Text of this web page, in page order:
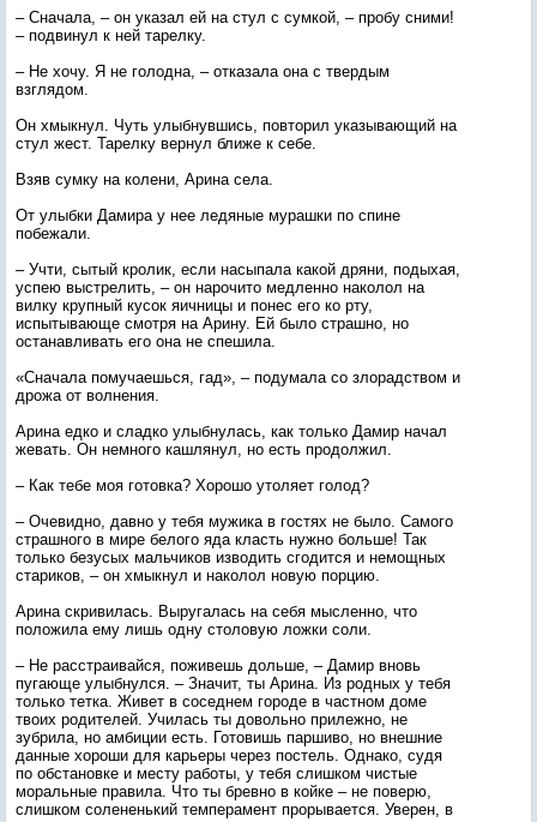
– Сначала, – он указал ей на стул с сумкой, – пробу сними!
– подвинул к ней тарелку.
– Не хочу. Я не голодна, – отказала она с твердым
взглядом.
Он хмыкнул. Чуть улыбнувшись, повторил указывающий на
стул жест. Тарелку вернул ближе к себе.
Взяв сумку на колени, Арина села.
От улыбки Дамира у нее ледяные мурашки по спине
побежали.
– Учти, сытый кролик, если насыпала какой дряни, подыхая,
успею выстрелить, – он нарочито медленно наколол на
вилку крупный кусок яичницы и понес его ко рту,
испытывающе смотря на Арину. Ей было страшно, но
останавливать его она не спешила.
«Сначала помучаешься, гад», – подумала со злорадством и
дрожа от волнения.
Арина едко и сладко улыбнулась, как только Дамир начал
жевать. Он немного кашлянул, но есть продолжил.
– Как тебе моя готовка? Хорошо утоляет голод?
– Очевидно, давно у тебя мужика в гостях не было. Самого
страшного в мире белого яда класть нужно больше! Так
только безусых мальчиков изводить сгодится и немощных
стариков, – он хмыкнул и наколол новую порцию.
Арина скривилась. Выругалась на себя мысленно, что
положила ему лишь одну столовую ложки соли.
– Не расстраивайся, поживешь дольше, – Дамир вновь
пугающе улыбнулся. – Значит, ты Арина. Из родных у тебя
только тетка. Живет в соседнем городе в частном доме
твоих родителей. Училась ты довольно прилежно, не
зубрила, но амбиции есть. Готовишь паршиво, но внешние
данные хороши для карьеры через постель. Однако, судя
по обстановке и месту работы, у тебя слишком чистые
моральные правила. Что ты бревно в койке – не поверю,
слишком солененький темперамент прорывается. Уверен, в